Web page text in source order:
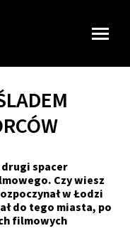
spacer
Czy wiesz
w Łodzi
do tego miasta, po
filmowych